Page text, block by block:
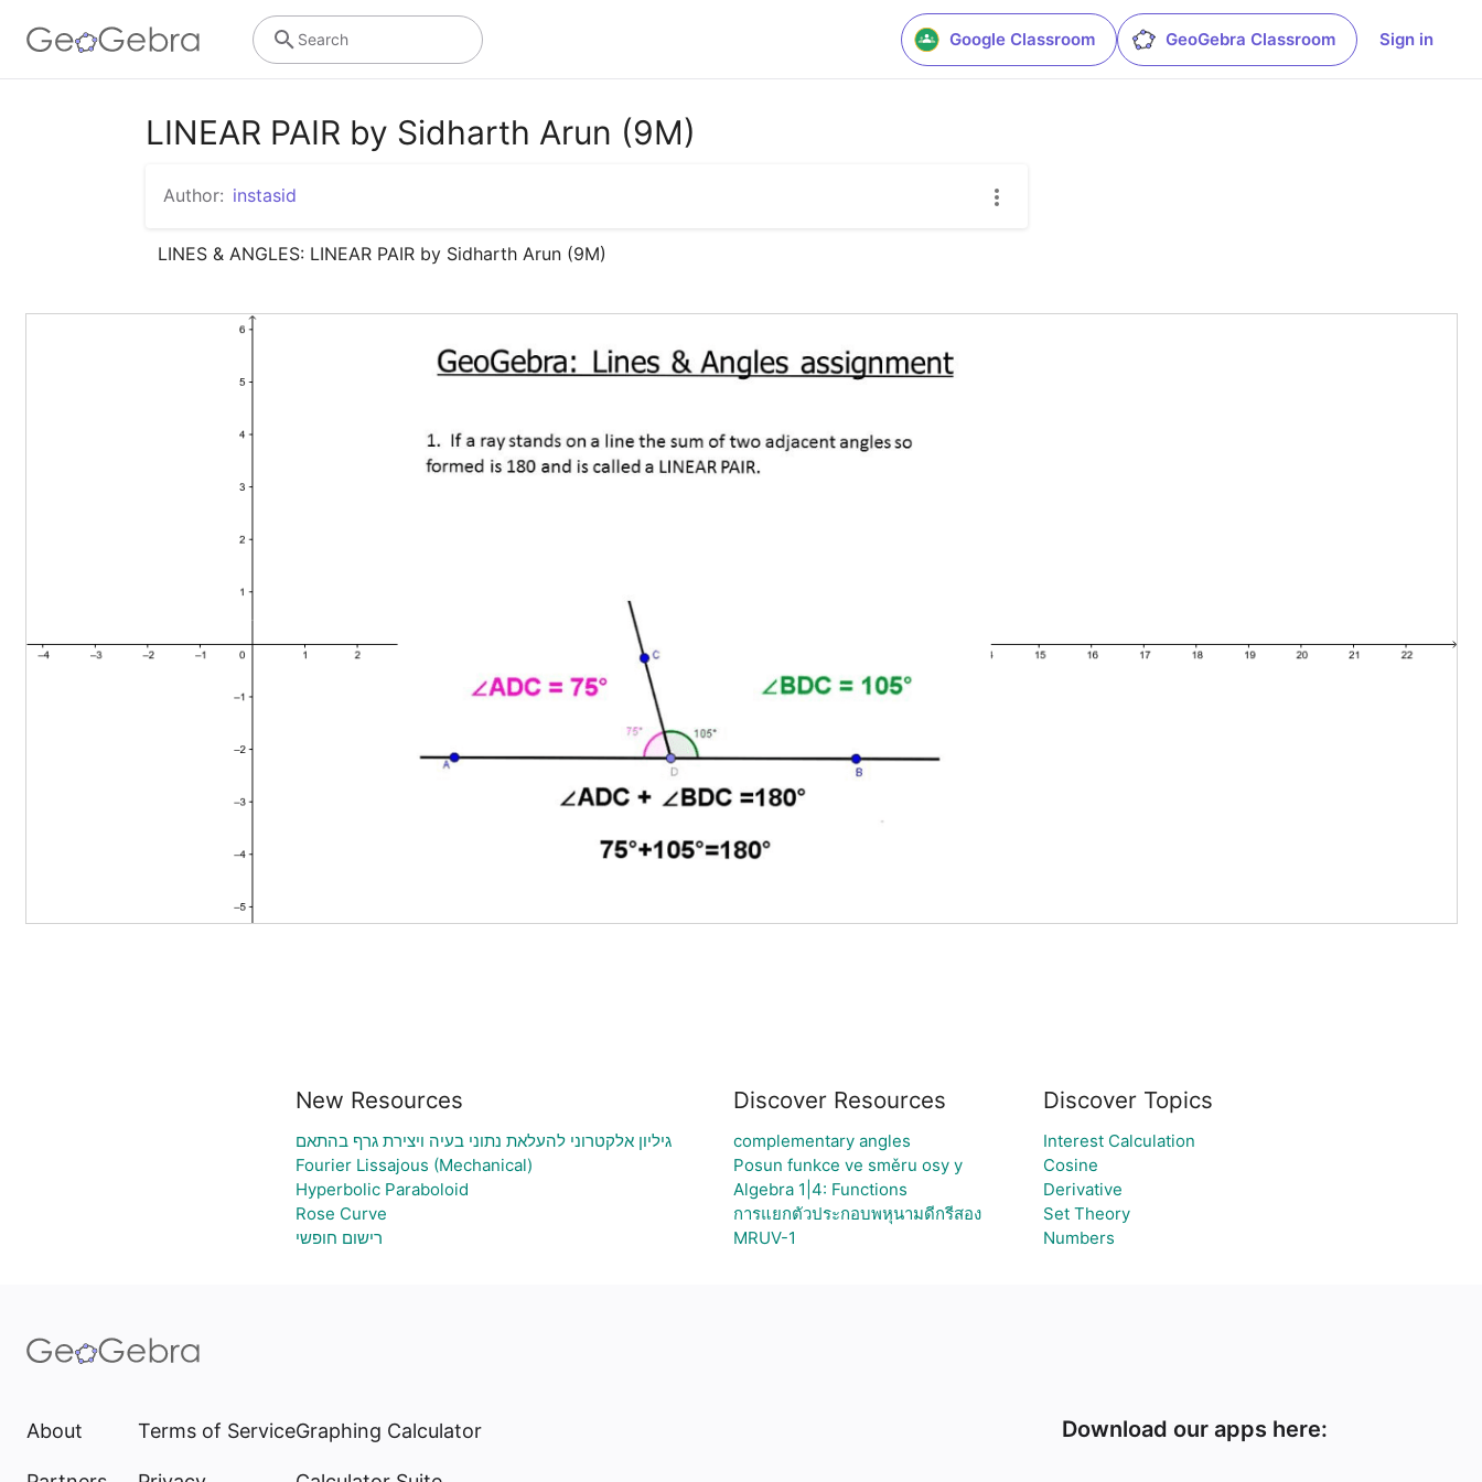
Google Classroom GeoGebra Classroom Sign in
Search
LINEAR PAIR by Sidharth Arun (9M)
Author: instasid
LINES & ANGLES: LINEAR PAIR by Sidharth Arun (9M)
New Resources
גיליון אלקטרוני להעלאת נתוני בעיה ויצירת גרף בהתאם
Fourier Lissajous (Mechanical)
Hyperbolic Paraboloid
Rose Curve
רישום חופשי
Discover Resources
complementary angles
Posun funkce ve směru osy y
Algebra 1|4: Functions
การแยกตัวประกอบพหุนามดีกรีสอง
MRUV-1
Discover Topics
Interest Calculation
Cosine
Derivative
Set Theory
Numbers
About Terms of ServiceGraphing Calculator Download our apps here: